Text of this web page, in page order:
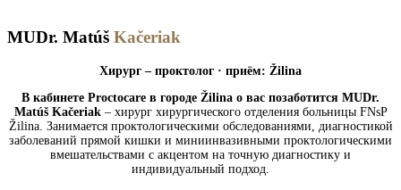
MUDr. Matúš Kačeriak
Хирург – проктолог · приём: Žilina
В кабинете Proctocare в городе Žilina о вас позаботится MUDr.
Matúš Kačeriak– хирург хирургического отделения больницы FNsP
Žilina. Занимается проктологическими обследованиями, диагностикой
заболеваний прямой кишки и миниинвазивными проктологическими
вмешательствами с акцентом на точную диагностику и
индивидуальный подход.